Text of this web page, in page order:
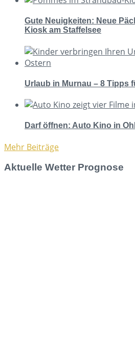
Gute Neuigkeiten: Neue
Kiosk am Staffelsee
Urlaub in Murnau – 8 Tipps
Darf öffnen: Auto Kino in
Mehr Beiträge
Aktuelle Wetter Prognose